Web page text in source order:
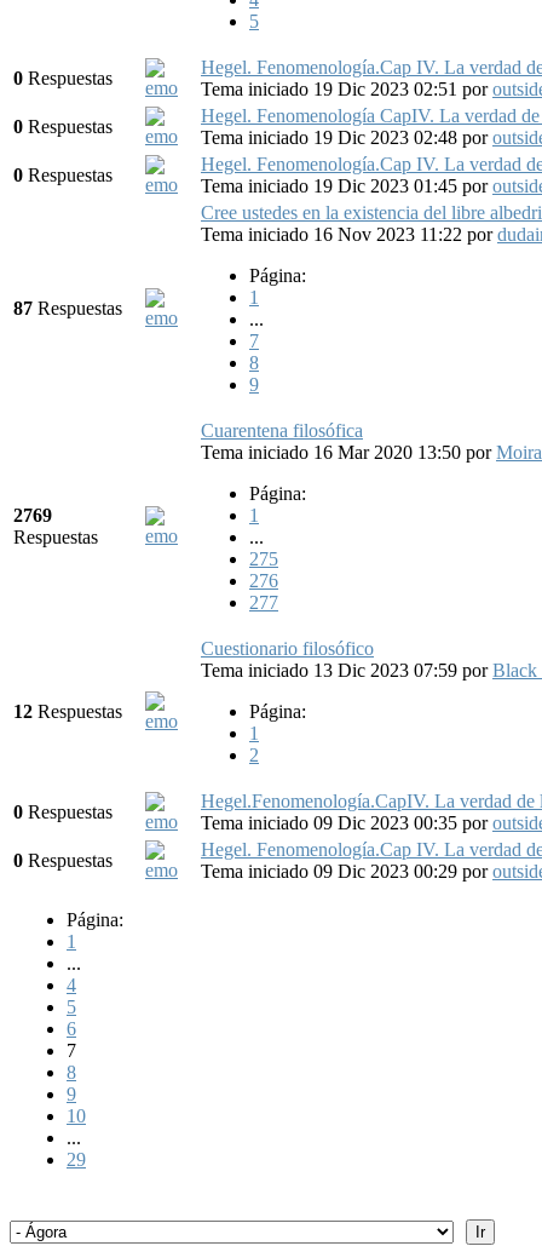
5
0 Respuestas
Hegel. Fenomenología.Cap IV. La verdad
Tema iniciado 19 Dic 2023 02:51 por
0 Respuestas
Hegel. Fenomenología CapIV. La verdad de
Tema iniciado 19 Dic 2023 02:48 por
0 Respuestas
Hegel. Fenomenología.Cap IV. La verdad
Tema iniciado 19 Dic 2023 01:45 por
87 Respuestas
Cree ustedes en la existencia del libre
Tema iniciado 16 Nov 2023 11:22 por
Página:
1
...
7
8
9
2769
Respuestas
Cuarentena filosófica
Tema iniciado 16 Mar 2020 13:50 porMoira
Página:
1
...
275
276
277
12 Respuestas
Cuestionario filosófico
Tema iniciado 13 Dic 2023 07:59 porBlack
Página:
1
2
0 Respuestas
Hegel.Fenomenología.CapIV. La verdad de
Tema iniciado 09 Dic 2023 00:35 por
0 Respuestas
Hegel. Fenomenología.Cap IV. La verdad
Tema iniciado 09 Dic 2023 00:29 por
Página:
1
...
4
5
6
7
8
9
10
...
29